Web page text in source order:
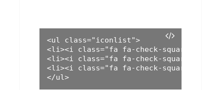
<ul class="iconlist">
<li><i class="fa fa-check-square-
<li><i class="fa fa-check-square-
<li><i class="fa fa-check-square-o"></
</ul>